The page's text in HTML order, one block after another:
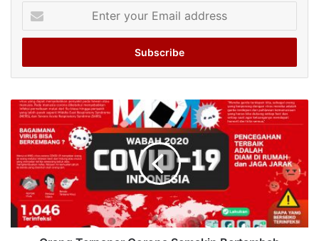
your
Email